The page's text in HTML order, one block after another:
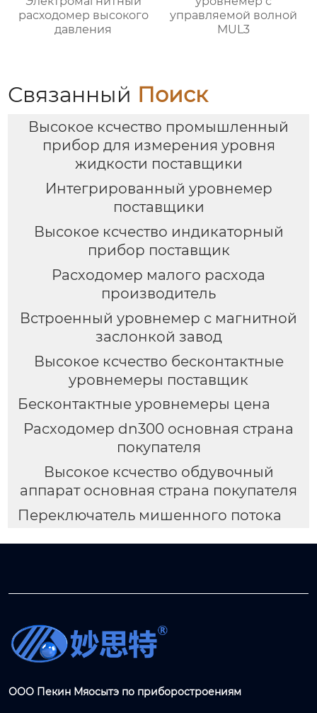
расходомер высокого
давления
управляемой волной
MUL3
Связанный Поиск
Высокое ксчество промышленный
прибор для измерения уровня
жидкости поставщики
Интегрированный уровнемер
поставщики
Высокое ксчество индикаторный
прибор поставщик
Расходомер малого расхода
производитель
Встроенный уровнемер с магнитной
заслонкой завод
Высокое ксчество бесконтактные
уровнемеры поставщик
Бесконтактные уровнемеры цена
Расходомер dn300 основная страна
покупателя
Высокое ксчество обдувочный
аппарат основная страна покупателя
Переключатель мишенного потока
ООО Пекин Мяосытэ по приборостроениям